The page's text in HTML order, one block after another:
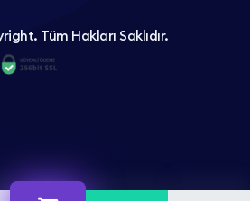
Tüm Hakları Saklıdır.